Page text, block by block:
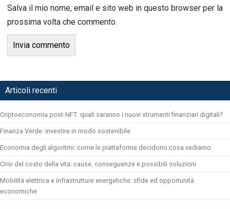
Salva il mio nome, email e sito web in questo browser per la
prossima volta che commento.
Articoli recenti
Criptoeconomia post-NFT: quali saranno i nuovi strumenti finanziari digitali?
Finanza Verde: investire in modo sostenibile
Economia degli algoritmi: come le piattaforme decidono cosa vediamo
Crisi del costo della vita: cause, conseguenze e possibili soluzioni
Mobilità elettrica e infrastrutture energetiche: sfide ed opportunità
economiche